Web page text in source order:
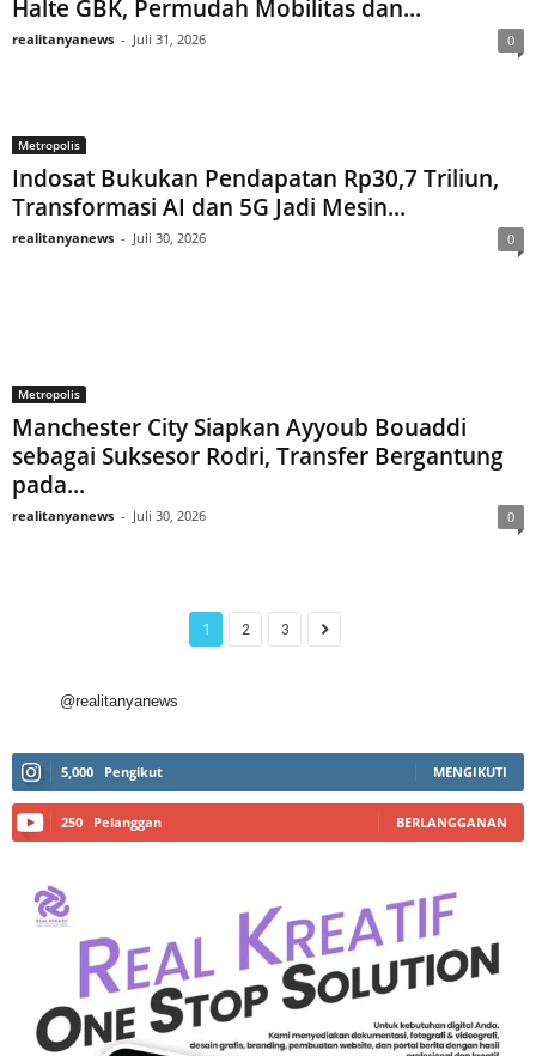
Halte GBK, Permudah Mobilitas dan...
realitanyanews - Juli 31, 2026 0
Metropolis
Indosat Bukukan Pendapatan Rp30,7 Triliun,
Transformasi AI dan 5G Jadi Mesin...
realitanyanews - Juli 30, 2026 0
Metropolis
Manchester City Siapkan Ayyoub Bouaddi
sebagai Suksesor Rodri, Transfer Bergantung
pada...
realitanyanews - Juli 30, 2026 0
1 2 3
@realitanyanews
5,000 Pengikut MENGIKUTI
250 Pelanggan BERLANGGANAN